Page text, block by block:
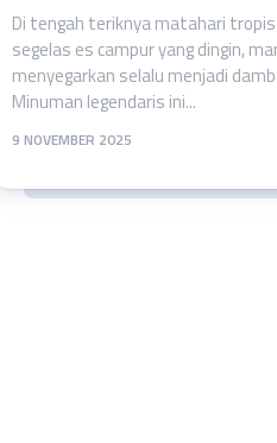
Di tengah teriknya matahari
segelas es campur yang dingin,
menyegarkan selalu menjadi
Minuman legendaris ini...
9 NOVEMBER 2025